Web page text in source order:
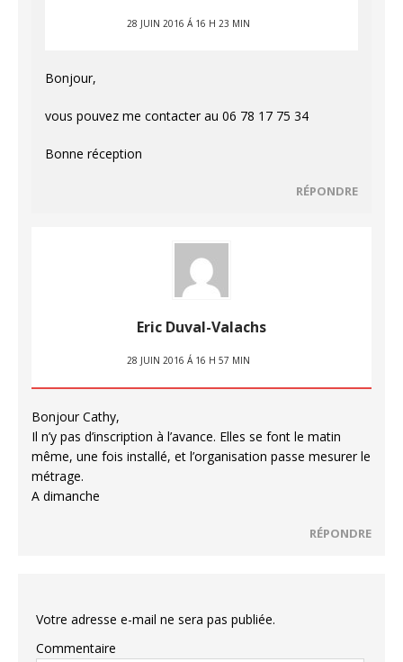
28 JUIN 2016 Á 16 H 23 MIN
Bonjour,
vous pouvez me contacter au 06 78 17 75 34
Bonne réception
RÉPONDRE
Eric Duval-Valachs
28 JUIN 2016 Á 16 H 57 MIN
Bonjour Cathy,
Il n’y pas d’inscription à l’avance. Elles se font le matin
même, une fois installé, et l’organisation passe mesurer le
métrage.
A dimanche
RÉPONDRE
Votre adresse e-mail ne sera pas publiée.
Commentaire